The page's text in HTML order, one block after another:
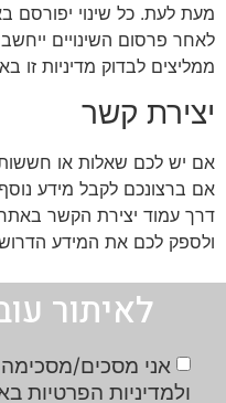
מעת לעת. כל שינוי
לאחר פרסום השינויים
ממליצים לבדוק מדיניות זו
יצירת קשר
אם יש לכם שאלות או חששות
אם ברצונכם לקבל מידע
דרך עמוד יצירת הקשר
ולספק לכם את המידע
לאיתור
אני מסכים/
ולמדיניות הפרטיות